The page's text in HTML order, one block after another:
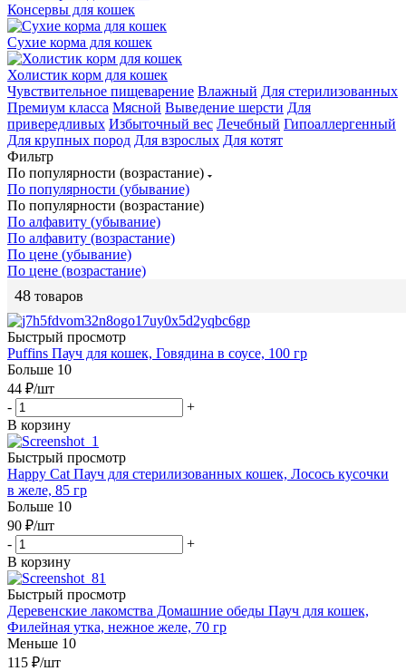
Консервы для кошек
Сухие корма для кошек
Холистик корм для кошек
Чувствительное пищеварение Влажный Для стерилизованных
Премиум класса Мясной Выведение шерсти Для
привередливых Избыточный вес Лечебный Гипоаллергенный
Для крупных пород Для взрослых Для котят
Фильтр
По популярности (возрастание)
По популярности (убывание)
По популярности (возрастание)
По алфавиту (убывание)
По алфавиту (возрастание)
По цене (убывание)
По цене (возрастание)
48 товаров
Быстрый просмотр
Puffins Пауч для кошек, Говядина в соусе, 100 гр
Больше 10
44 ₽/шт
-
+
В корзину
Быстрый просмотр
Happy Cat Пауч для стерилизованных кошек, Лосось кусочки
в желе, 85 гр
Больше 10
90 ₽/шт
-
+
В корзину
Быстрый просмотр
Деревенские лакомства Домашние обеды Пауч для кошек,
Филейная утка, нежное желе, 70 гр
Меньше 10
115 ₽/шт